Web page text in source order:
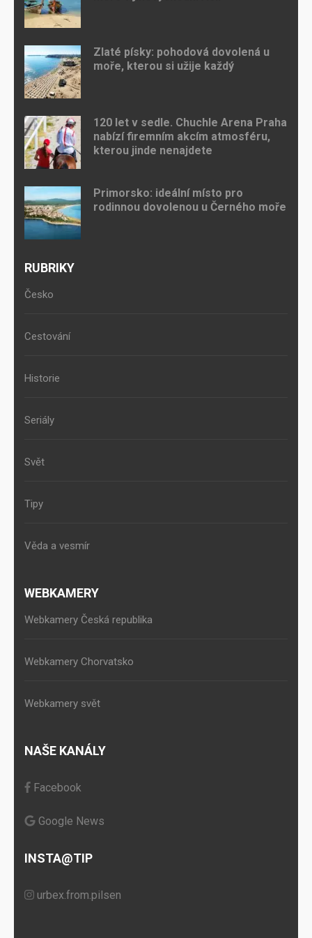
Zlaté písky: pohodová dovolená u
moře, kterou si užije každý
120 let v sedle. Chuchle Arena Praha
nabízí firemním akcím atmosféru,
kterou jinde nenajdete
Primorsko: ideální místo pro
rodinnou dovolenou u Černého moře
RUBRIKY
Česko
Cestování
Historie
Seriály
Svět
Tipy
Věda a vesmír
WEBKAMERY
Webkamery Česká republika
Webkamery Chorvatsko
Webkamery svět
NAŠE KANÁLY
Facebook
Google News
INSTA@TIP
urbex.from.pilsen